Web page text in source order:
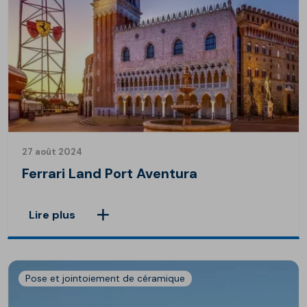
27 août 2024
Ferrari Land Port Aventura
Lire plus
Pose et jointoiement de céramique